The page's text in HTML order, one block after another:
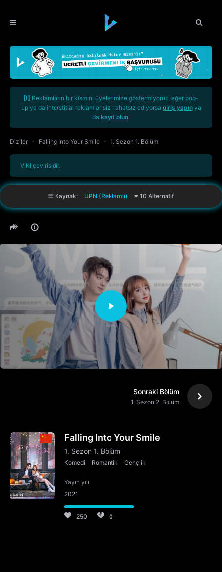
[!] Reklamların bir kısmını üyelerimize göstermiyoruz, eğer pop-
up ya da interstitial reklamlar sizi rahatsız ediyorsa giriş yapınya
da kayıt olun.
Diziler Falling Into Your Smile 1. Sezon 1. Bölüm
VIKI çevirisidir.
Kaynak: UPN (Reklamlı) 10 Alternatif
Sonraki Bölüm
1. Sezon 2. Bölüm
Falling Into Your Smile
1. Sezon 1. Bölüm
Komedi Romantik Gençlik
Yayın yılı
2021
250 0